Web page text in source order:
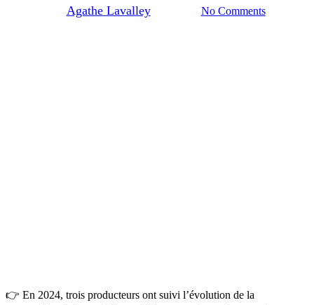
Agathe Lavalley10/02/2025 No Comments
👉 En 2024, trois producteurs ont suivi l’évolution de la